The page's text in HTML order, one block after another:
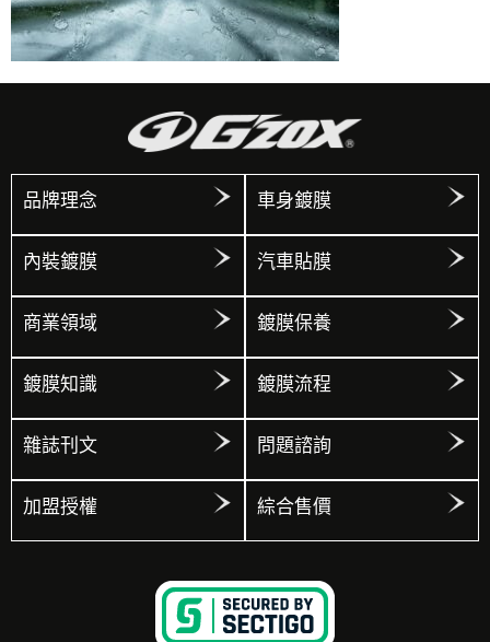
品牌理念 車身鍍膜
內裝鍍膜 汽車貼膜
商業領域 鍍膜保養
鍍膜知識 鍍膜流程
雜誌刊文 問題諮詢
加盟授權 綜合售價